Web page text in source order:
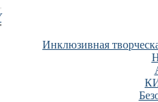
Инклюзивная